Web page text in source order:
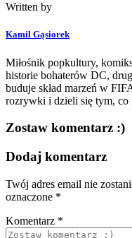
Written by
Kamil Gąsiorek
Miłośnik popkultury,
historie bohaterów DC,
buduje skład marzeń w
rozrywki i dzieli się tym, co
Zostaw komentarz :)
Dodaj komentarz
Twój adres email nie
oznaczone *
Komentarz *